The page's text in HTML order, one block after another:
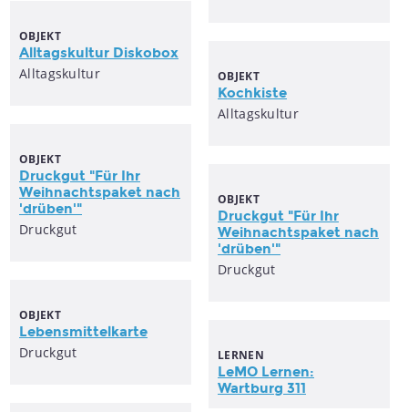
OBJEKT
Alltagskultur Diskobox
Alltagskultur OBJEKT
Kochkiste
Alltagskultur
OBJEKT
Druckgut "Für Ihr
Weihnachtspaket nach
'drüben'"
Druckgut
OBJEKT
Druckgut "Für Ihr
Weihnachtspaket nach
'drüben'"
Druckgut
OBJEKT
Lebensmittelkarte
Druckgut LERNEN
LeMO Lernen:
Wartburg 311